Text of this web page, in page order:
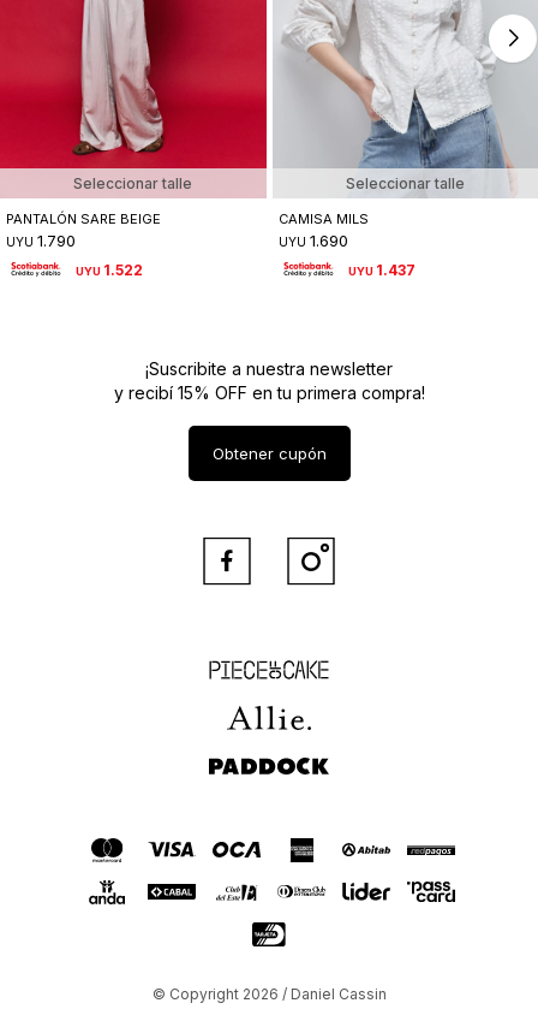
Seleccionar talle
PANTALÓN SARE BEIGE
UYU 1.790
UYU 1.522
Seleccionar talle
CAMISA MILS
UYU 1.690
UYU 1.437
Piece of Cake
Allie
Paddock
¡Suscribite a nuestra newsletter
y recibí 15% OFF en tu primera compra!
Obtener cupón
 
© Copyright 2026 / Daniel Cassin